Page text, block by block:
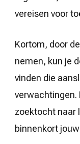
vereisen voor
Kortom, door
nemen, kun je
vinden die
verwachtingen.
zoektocht naar
binnenkort